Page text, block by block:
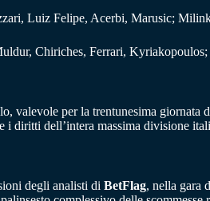
Luiz Felipe, Acerbi, Marusic;
Chiriches, Ferrari,
valevole per la trentunesima giornata
i diritti dell’intera massima divisione
degli analisti di BetFlag, nella gara